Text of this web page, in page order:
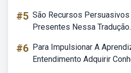
#5 São Recursos
Presentes Nessa
#6 Para Impulsionar A
Entendimento Adquirir